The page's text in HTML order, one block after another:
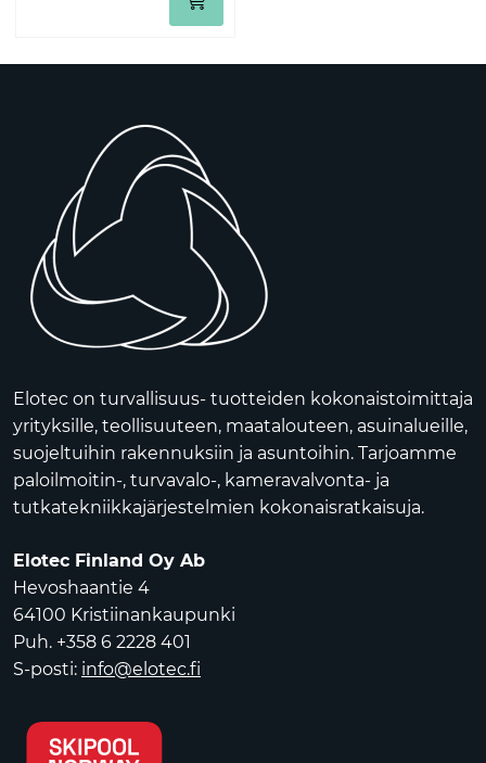
Elotec on turvallisuus- tuotteiden kokonaistoimittaja
yrityksille, teollisuuteen, maatalouteen, asuinalueille,
suojeltuihin rakennuksiin ja asuntoihin. Tarjoamme
paloilmoitin-, turvavalo-, kameravalvonta- ja
tutkatekniikkajärjestelmien kokonaisratkaisuja.
Elotec Finland Oy Ab
Hevoshaantie 4
64100 Kristiinankaupunki
Puh. +358 6 2228 401
S-posti: info@elotec.fi